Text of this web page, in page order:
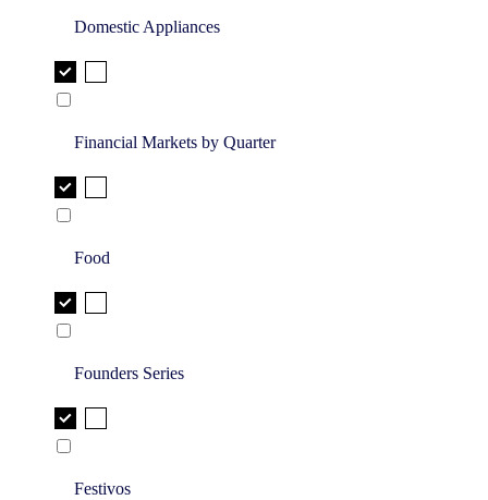
Domestic Appliances
Financial Markets by Quarter
Food
Founders Series
Festivos